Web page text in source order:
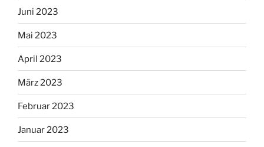
Juni 2023
Mai 2023
April 2023
März 2023
Februar 2023
Januar 2023